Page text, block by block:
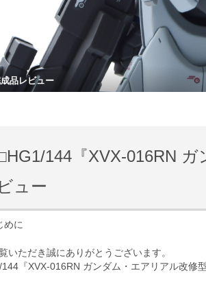
品レビュー
144『XVX-016RN
ビュー
めに
いただき誠にありがとうございます。
144『XVX-016RN ガンダム・エアリアル改修